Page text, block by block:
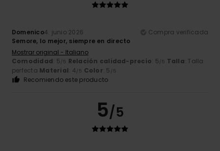
Domenico4. junio 2026
Compra verificada
Semore, lo mejor, siempre en directo
Mostrar original - Italiano
Comodidad: 5/5 Relación calidad-precio: 5/5 Talla: Talla
perfecta Material: 4/5 Color: 5 /5
Recomiendo este producto
5/5